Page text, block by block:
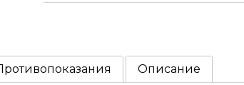
Описание